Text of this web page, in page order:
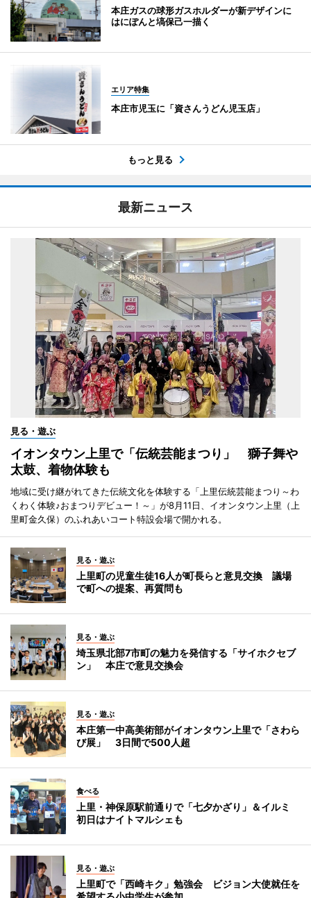
本庄ガスの球形ガスホルダーが新デザインに
はにぽんと塙保己一描く
エリア特集
本庄市児玉に「資さんうどん児玉店」
もっと見る
最新ニュース
見る・遊ぶ
イオンタウン上里で「伝統芸能まつり」 獅子舞や
太鼓、着物体験も
地域に受け継がれてきた伝統文化を体験する「上里伝統芸能まつり～わ
くわく体験♪おまつりデビュー！～」が8月11日、イオンタウン上里（上
里町金久保）のふれあいコート特設会場で開かれる。
見る・遊ぶ
上里町の児童生徒16人が町長らと意見交換 議場
で町への提案、再質問も
見る・遊ぶ
埼玉県北部7市町の魅力を発信する「サイホクセブ
ン」 本庄で意見交換会
見る・遊ぶ
本庄第一中高美術部がイオンタウン上里で「さわら
び展」 3日間で500人超
食べる
上里・神保原駅前通りで「七夕かざり」＆イルミ
初日はナイトマルシェも
見る・遊ぶ
上里町で「西崎キク」勉強会 ビジョン大使就任を